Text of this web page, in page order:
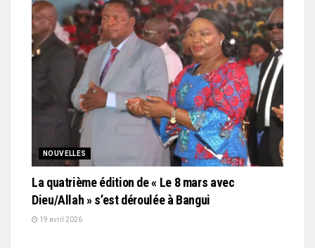
NOUVELLES
La quatrième édition de « Le 8 mars avec
Dieu/Allah » s’est déroulée à Bangui
19 avril 2026